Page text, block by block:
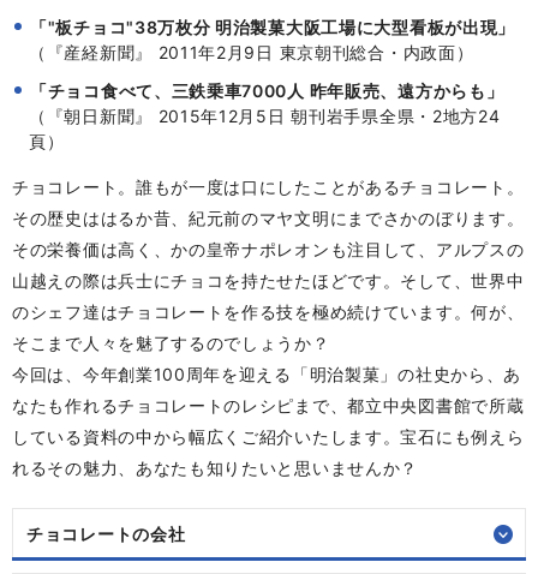
「"板チョコ"38万枚分 明治製菓大阪工場に大型看板が出現」
（『産経新聞』 2011年2月9日 東京朝刊総合・内政面）
「チョコ食べて、三鉄乗車7000人 昨年販売、遠方からも」
（『朝日新聞』 2015年12月5日 朝刊岩手県全県・2地方24
頁）
チョコレート。誰もが一度は口にしたことがあるチョコレート。
その歴史ははるか昔、紀元前のマヤ文明にまでさかのぼります。
その栄養価は高く、かの皇帝ナポレオンも注目して、アルプスの
山越えの際は兵士にチョコを持たせたほどです。そして、世界中
のシェフ達はチョコレートを作る技を極め続けています。何が、
そこまで人々を魅了するのでしょうか？
今回は、今年創業100周年を迎える「明治製菓」の社史から、あ
なたも作れるチョコレートのレシピまで、都立中央図書館で所蔵
している資料の中から幅広くご紹介いたします。宝石にも例えら
れるその魅力、あなたも知りたいと思いませんか？
チョコレートの会社